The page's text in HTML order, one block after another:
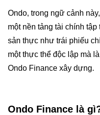
Ondo, trong ngữ cảnh
một nền tảng tài chính
sản thực như trái phiếu
một thực thể độc lập mà
Ondo Finance xây dựng.
Ondo Finance là